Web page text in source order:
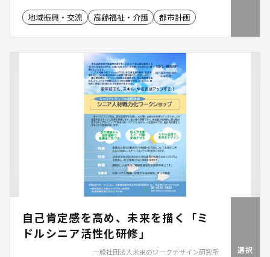
地域振興・交流 高齢福祉・介護 都市計画
自己肯定感を高め、未来を描く「ミ
ドルシニア活性化研修」
一般社団法人未来のワークデザイン研究所 選択